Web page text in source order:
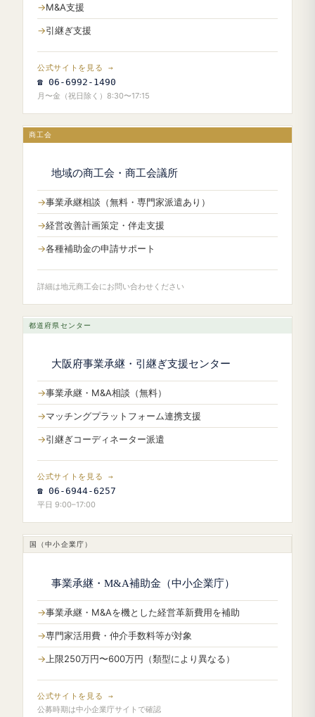
M&A支援
引継ぎ支援
公式サイトを見る →
☎ 06-6992-1490
月〜金（祝日除く）8:30〜17:15
商工会
地域の商工会・商工会議所
事業承継相談（無料・専門家派遣あり）
経営改善計画策定・伴走支援
各種補助金の申請サポート
詳細は地元商工会にお問い合わせください
都道府県センター
大阪府事業承継・引継ぎ支援センター
事業承継・M&A相談（無料）
マッチングプラットフォーム連携支援
引継ぎコーディネーター派遣
公式サイトを見る →
☎ 06-6944-6257
平日 9:00–17:00
国（中小企業庁）
事業承継・M&A補助金（中小企業庁）
事業承継・M&Aを機とした経営革新費用を補助
専門家活用費・仲介手数料等が対象
上限250万円〜600万円（類型により異なる）
公式サイトを見る →
公募時期は中小企業庁サイトで確認